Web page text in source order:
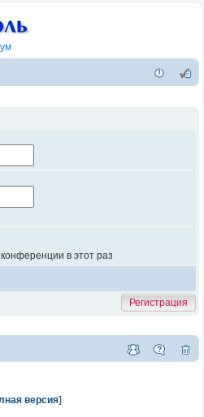
в этот раз
Регистрация
версия]